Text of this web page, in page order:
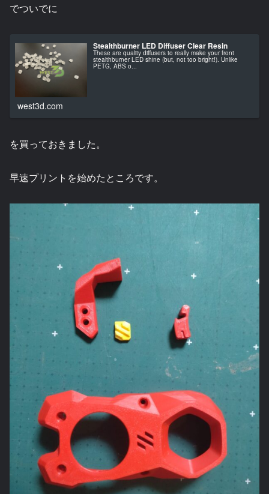
でついでに
Stealthburner LED Diffuser Clear Resin
These are quality diffusers to really make your front
stealthburner LED shine (but, not too bright!). Unlike
PETG, ABS o...
west3d.com
を買っておきました。
早速プリントを始めたところです。